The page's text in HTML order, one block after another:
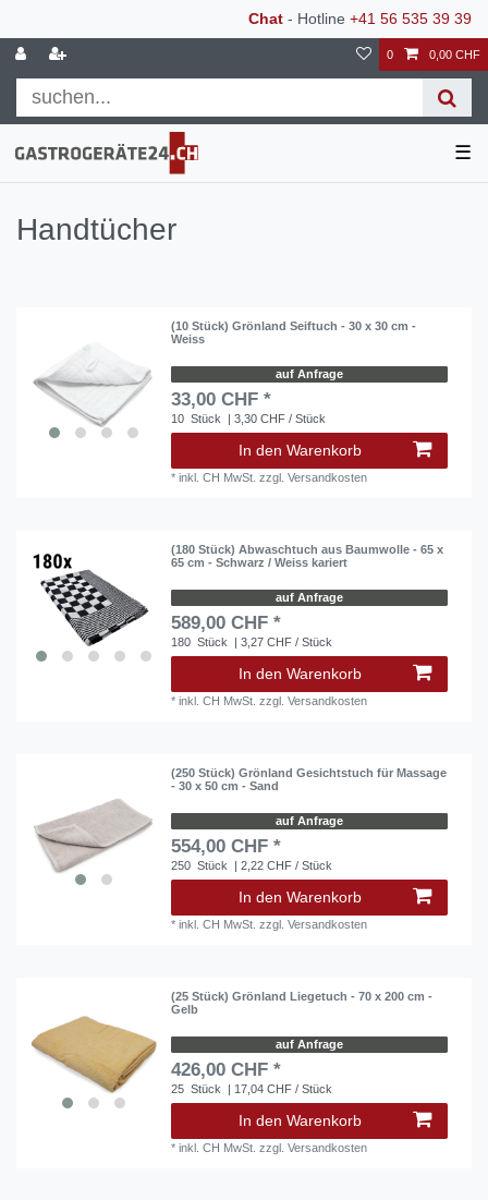
Chat - Hotline +41 56 535 39 39
0 0,00 CHF
☰
Handtücher
(10 Stück) Grönland Seiftuch - 30 x 30 cm -
Weiss
auf Anfrage
33,00 CHF *
10 Stück | 3,30 CHF / Stück
In den Warenkorb
*inkl. CH MwSt. zzgl.Versandkosten
(180 Stück) Abwaschtuch aus Baumwolle - 65 x
65 cm - Schwarz / Weiss kariert
auf Anfrage
589,00 CHF *
180 Stück | 3,27 CHF / Stück
In den Warenkorb
*inkl. CH MwSt. zzgl.Versandkosten
(250 Stück) Grönland Gesichtstuch für Massage
- 30 x 50 cm - Sand
auf Anfrage
554,00 CHF *
250 Stück | 2,22 CHF / Stück
In den Warenkorb
*inkl. CH MwSt. zzgl.Versandkosten
(25 Stück) Grönland Liegetuch - 70 x 200 cm -
Gelb
auf Anfrage
426,00 CHF *
25 Stück | 17,04 CHF / Stück
In den Warenkorb
*inkl. CH MwSt. zzgl.Versandkosten